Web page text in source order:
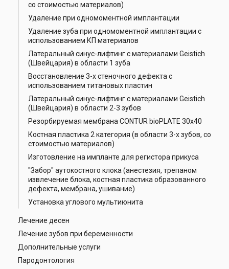
со стоимостью материалов)
Удаление при одномоментной имплантации
Удаление зуба при одномоментной имплантации с
использованием КП материалов
Латеральный синус-лифтинг с материалами Geistich
(Швейцария) в области 1 зуба
Восстановление 3-х стеночного дефекта с
использованием титановых пластин
Латеральный синус-лифтинг с материалами Geistich
(Швейцария) в области 2-3 зубов
Резорбируемая мембрана CONTUR bioPLATE 30x40
Костная пластика 2 категория (в области 3-х зубов, со
стоимостью материалов)
Изготовление на импланте для регистора прикуса
"Забор" аутокостного клока (анестезия, трепаном
извлечение блока, костная пластика образованного
дефекта, мембрана, ушивание)
Установка углового мультиюнита
Лечение десен
Лечение зубов при беременности
Дополнительные услуги
Пародонтология